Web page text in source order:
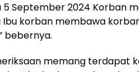
5 September 2024 Korban
Ibu korban membawa
bebernya.
memang terdapat